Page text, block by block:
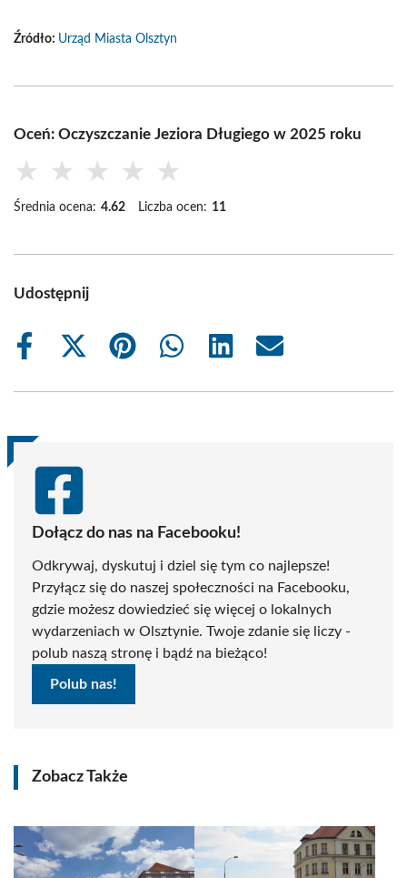
Źródło: Urząd Miasta Olsztyn
Oceń: Oczyszczanie Jeziora Długiego w 2025 roku
★ ★ ★ ★ ★
Średnia ocena: 4.62 Liczba ocen: 11
Udostępnij
Share
Share
(Twitter)
Share
Share
Share
Share
Dołącz do nas na Facebooku!
Odkrywaj, dyskutuj i dziel się tym co najlepsze!
Przyłącz się do naszej społeczności na Facebooku,
gdzie możesz dowiedzieć się więcej o lokalnych
wydarzeniach w Olsztynie. Twoje zdanie się liczy -
polub naszą stronę i bądź na bieżąco!
Polub nas!
Zobacz Także